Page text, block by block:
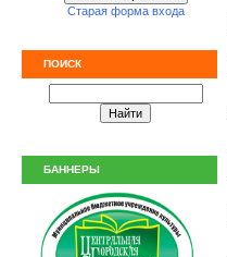
Старая форма входа
ПОИСК
БАННЕРЫ